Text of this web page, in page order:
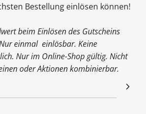
Bestellung einlösen können!
beim Einlösen des Gutscheins
einmal einlösbar. Keine
Nur im Online-Shop gültig. Nicht
oder Aktionen kombinierbar.